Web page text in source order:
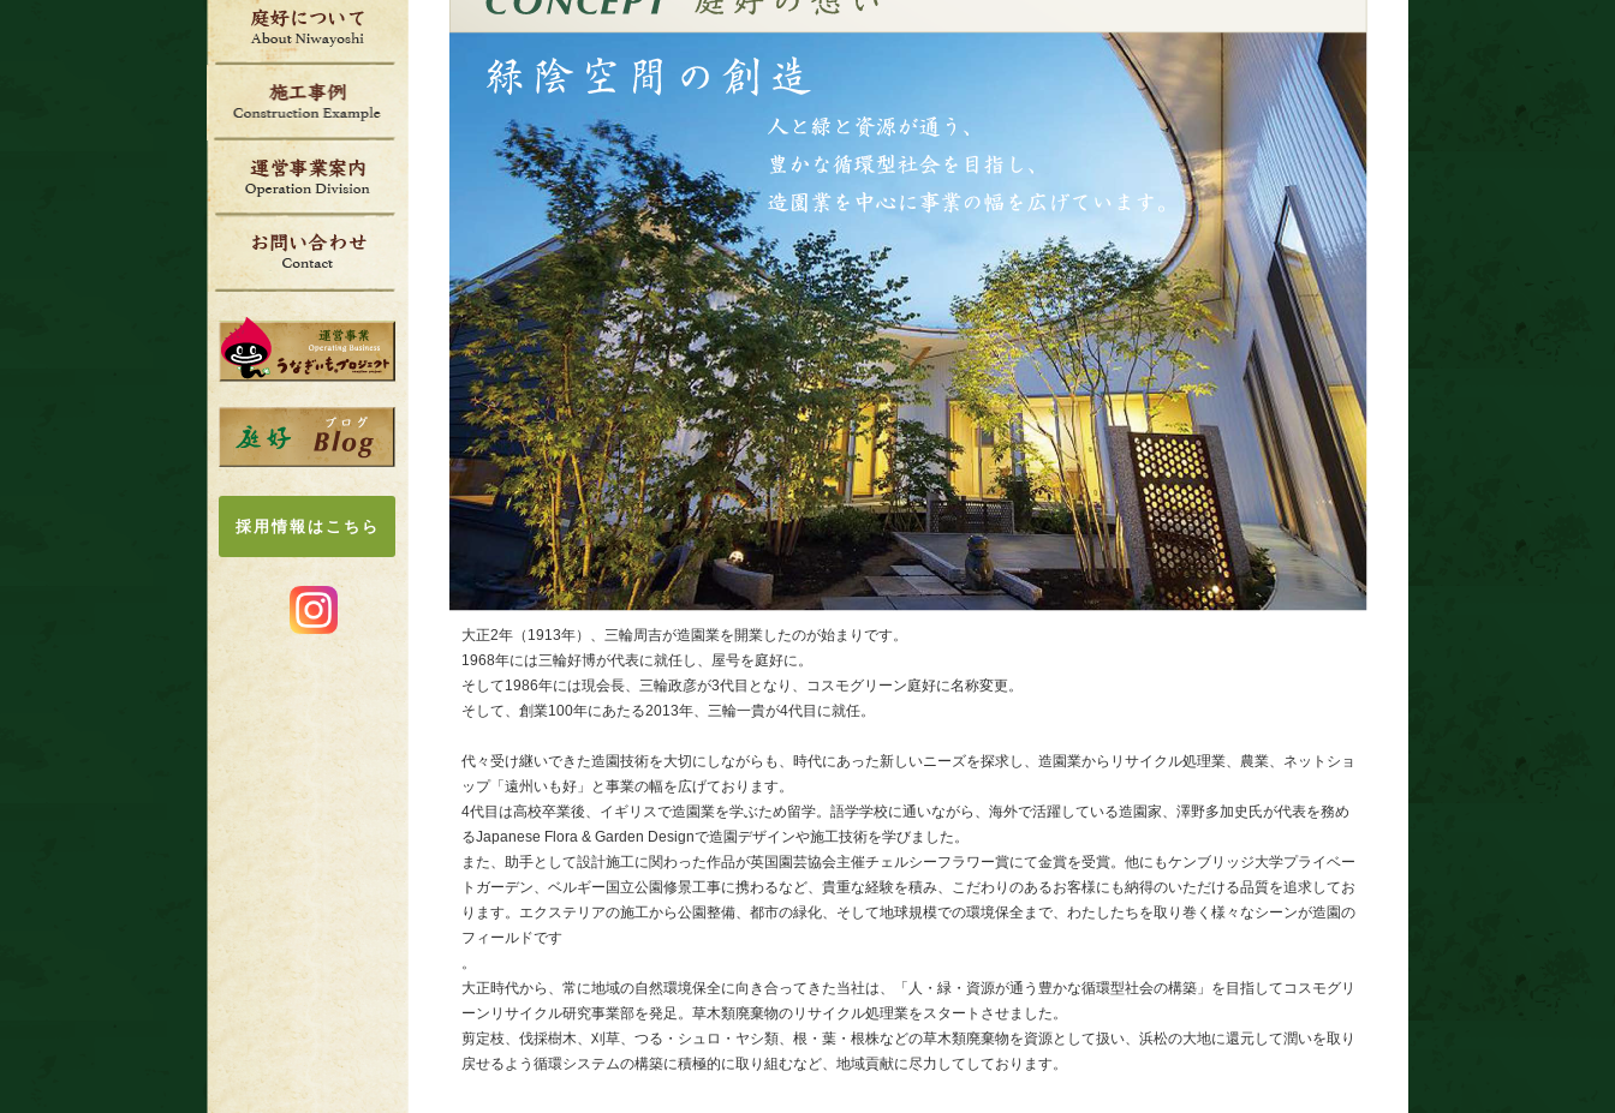
採用情報はこちら
大正2年（1913年）、三輪周吉が造園業を開業したのが始まりです。
1968年には三輪好博が代表に就任し、屋号を庭好に。
そして1986年には現会長、三輪政彦が3代目となり、コスモグリーン庭好に名称変更。
そして、創業100年にあたる2013年、三輪一貴が4代目に就任。
代々受け継いできた造園技術を大切にしながらも、時代にあった新しいニーズを探求し、造園業からリサイクル処理業、農業、ネットショ
ップ「遠州いも好」と事業の幅を広げております。
4代目は高校卒業後、イギリスで造園業を学ぶため留学。語学学校に通いながら、海外で活躍している造園家、澤野多加史氏が代表を務め
るJapanese Flora & Garden Designで造園デザインや施工技術を学びました。
また、助手として設計施工に関わった作品が英国園芸協会主催チェルシーフラワー賞にて金賞を受賞。他にもケンブリッジ大学プライベー
トガーデン、ベルギー国立公園修景工事に携わるなど、貴重な経験を積み、こだわりのあるお客様にも納得のいただける品質を追求してお
ります。エクステリアの施工から公園整備、都市の緑化、そして地球規模での環境保全まで、わたしたちを取り巻く様々なシーンが造園の
フィールドです
。
大正時代から、常に地域の自然環境保全に向き合ってきた当社は、「人・緑・資源が通う豊かな循環型社会の構築」を目指してコスモグリ
ーンリサイクル研究事業部を発足。草木類廃棄物のリサイクル処理業をスタートさせました。
剪定枝、伐採樹木、刈草、つる・シュロ・ヤシ類、根・葉・根株などの草木類廃棄物を資源として扱い、浜松の大地に還元して潤いを取り
戻せるよう循環システムの構築に積極的に取り組むなど、地域貢献に尽力してしております。